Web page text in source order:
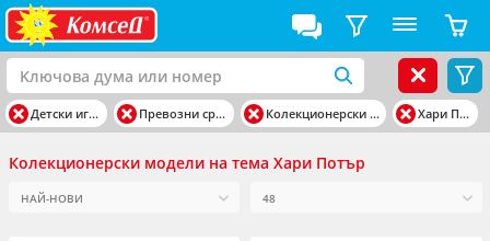
Детски играчки Превозни средства Колекционерски модели Хари Потър
Колекционерски модели на тема Хари Потър